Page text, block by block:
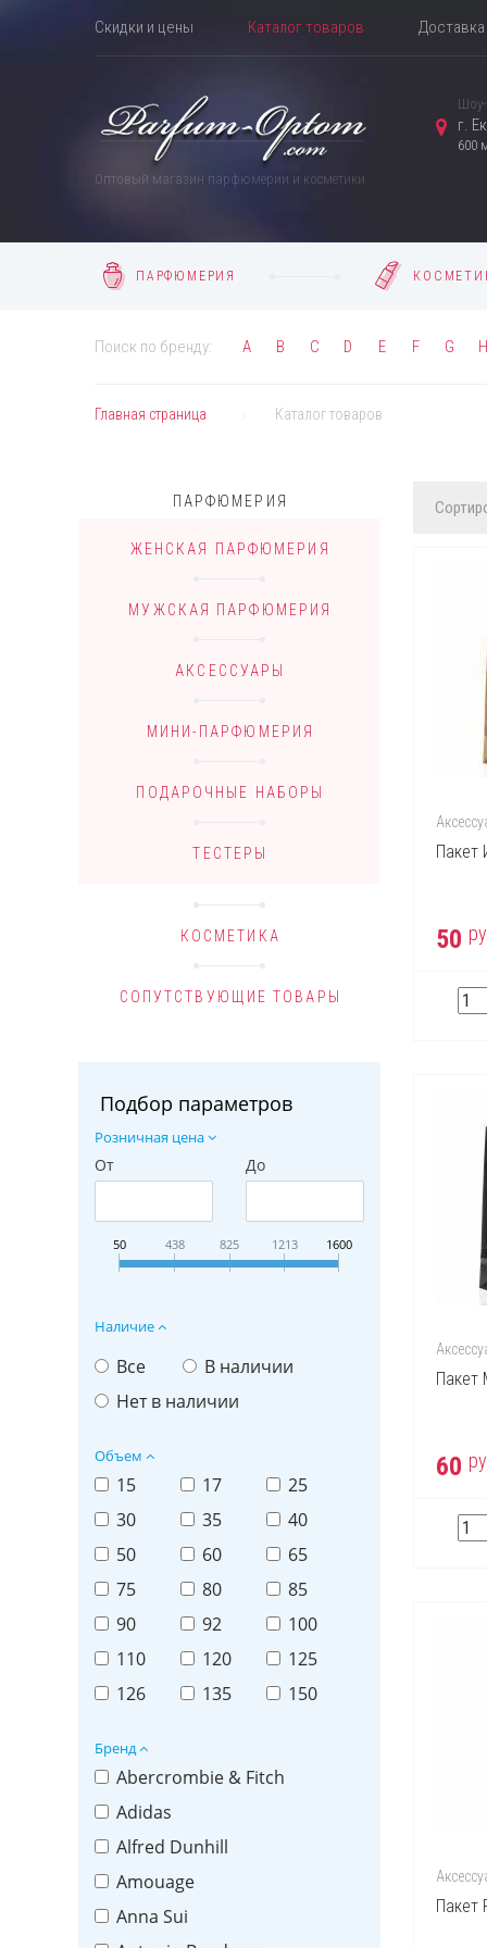
Скидки и цены Каталог товаров Доставка
Оптовый магазин парфюмерии и косметики
г.
600
ПАРФЮМЕРИЯ
Поиск по бренду: A B C D E F G H
Главная страница Каталог товаров
ПАРФЮМЕРИЯ
ЖЕНСКАЯ ПАРФЮМЕРИЯ
МУЖСКАЯ ПАРФЮМЕРИЯ
АКСЕССУАРЫ
МИНИ-ПАРФЮМЕРИЯ
ПОДАРОЧНЫЕ НАБОРЫ
ТЕСТЕРЫ
КОСМЕТИКА
СОПУТСТВУЮЩИЕ ТОВАРЫ
Подбор параметров
Розничная цена
От До
50 438 825 1213 1600
Наличие
Все
В наличии
Нет в наличии
Объем
15 17
25
30
35
40
50
60
65
75
80
85
90
92
100
110
120
125
126
135 150
Бренд
Abercrombie & Fitch
Adidas
Alfred Dunhill
Amouage
Anna Sui
Пакет
50
Пакет
60
Пакет